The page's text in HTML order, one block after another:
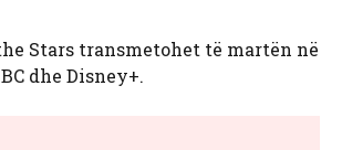
Stars transmetohet të martën në
dhe Disney+.